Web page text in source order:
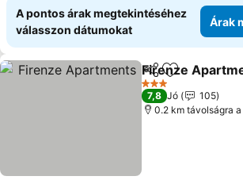
A pontos árak megtekintéséhez
válasszon dátumokat
Árak
Megosztás
Hozzáadás
Firenze
3 Kategória
7,8 Jó
105
0.2 km távolságra